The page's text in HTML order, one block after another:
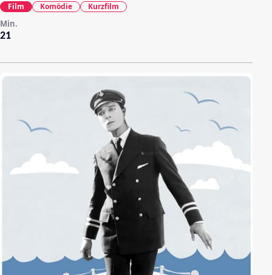
21
Min.
Film Komödie Kurzfilm